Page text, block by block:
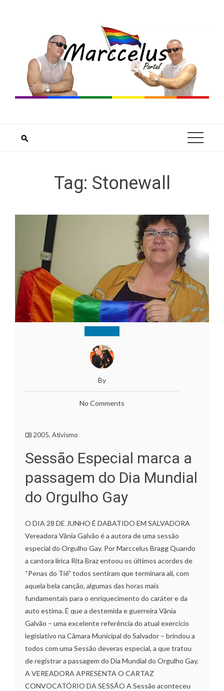
Tag: Stonewall
By
No Comments
2005, Ativismo
Sessão Especial marca a
passagem do Dia Mundial
do Orgulho Gay
O DIA 28 DE JUNHO É DABATIDO EM SALVADORA
Vereadora Vânia Galvão é a autora de uma sessão
especial do Orgulho Gay. Por Marccelus Bragg Quando
a cantora lírica Rita Braz entoou os últimos acordes de
“Penas do Tiê” todos sentiram que terminara alí, com
aquela bela canção, algumas das horas mais
fundamentais para o enriquecimento do caráter e da
auto estima. É que a destemida e guerreira Vânia
Galvão – uma excelente referência do atual exercício
legislativo na Câmara Municipal do Salvador – brindou a
todos com uma Sessão deveras especial, a que tratou
de registrar a passagem do Dia Mundial do Orgulho Gay.
A VEREADORA APRESENTA O CARTAZ
CONVOCATÓRIO DA SESSÃO A Sessão aconteceu